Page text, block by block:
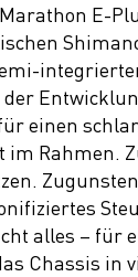
E-
einen
Rahmen.
alles – für
Chassis in